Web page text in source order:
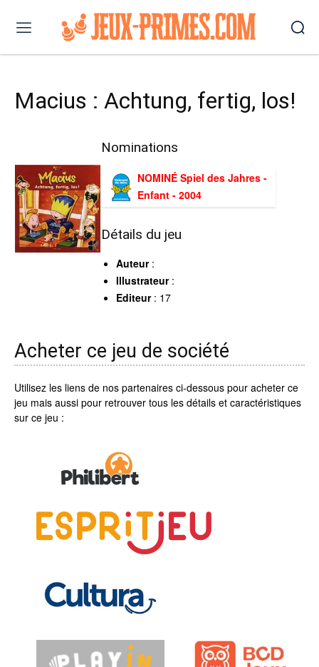
Macius : Achtung, fertig, los!
Nominations
NOMINÉ Spiel des Jahres -
Enfant - 2004
Détails du jeu
Auteur:
Illustrateur:
Editeur: 17
Acheter ce jeu de société
Utilisez les liens de nos partenaires ci-dessous pour acheter ce
jeu mais aussi pour retrouver tous les détails et caractéristiques
sur ce jeu :